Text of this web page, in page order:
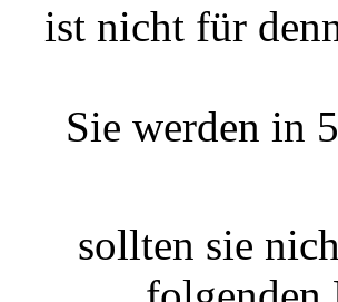
ist nicht für
Sie werden in
sollten sie